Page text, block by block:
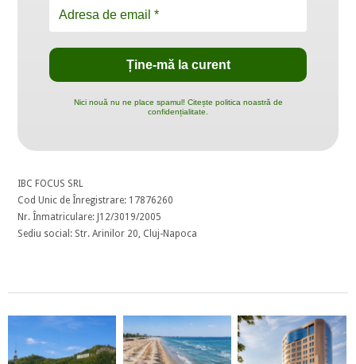
Nici nouă nu ne place spamul! Citește politica noastră de
confidențialitate.
IBC FOCUS SRL
Cod Unic de Înregistrare: 17876260
Nr. Înmatriculare: J12/3019/2005
Sediu social: Str. Arinilor 20, Cluj-Napoca